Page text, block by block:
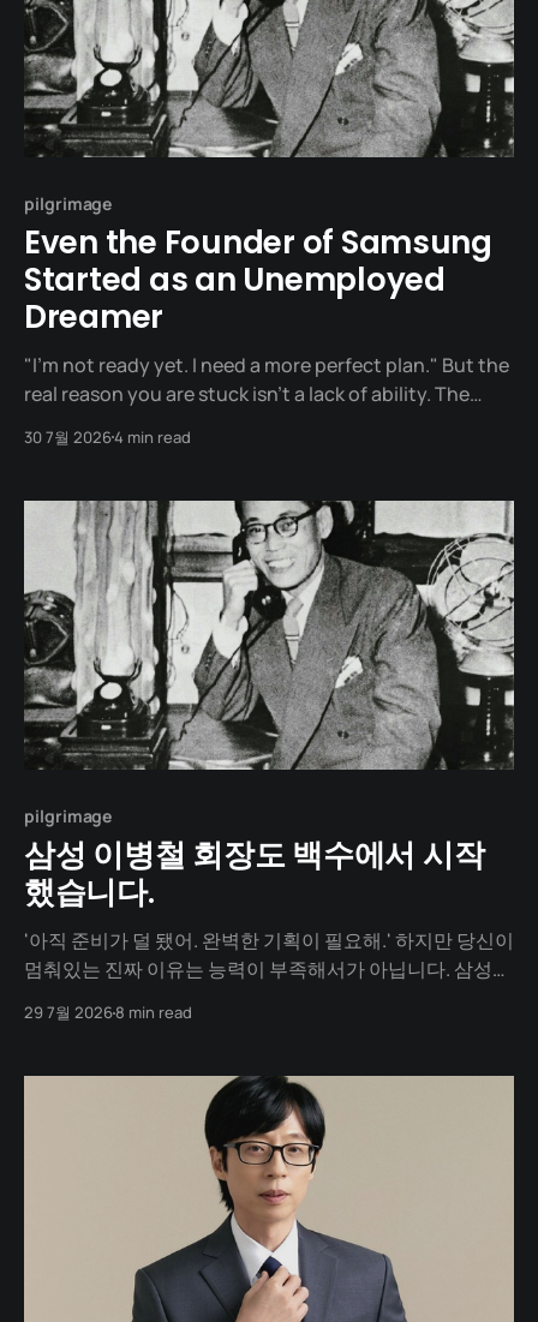
pilgrimage
Even the Founder of Samsung
Started as an Unemployed
Dreamer
"I’m not ready yet. I need a more perfect plan." But the
real reason you are stuck isn't a lack of ability. The
said: "Planning and action are like the front and back
30 7월 20264 min read
pilgrimage
삼성 이병철 회장도 백수에서 시작
했습니다.
'아직 준비가 덜 됐어. 완벽한 기획이 필요해.' 하지만 당신이
멈춰있는 진짜 이유는 능력이 부족해서가 아닙니다. 삼성의
동은 수레의 앞바퀴와 뒷바퀴다." 우리는 기획하고, 상상하
을 앞으로 나아가게 만드는 '실행&
29 7월 20268 min read